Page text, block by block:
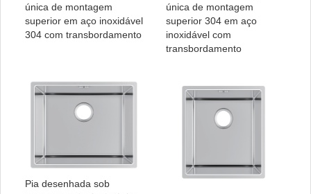
única de montagem
superior em aço inoxidável
304 com transbordamento
única de montagem
superior 304 em aço
inoxidável com
transbordamento
Pia desenhada sob